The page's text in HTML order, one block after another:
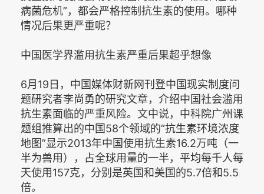
病菌危机”，都会严格控制抗生素的使用。哪种
情况后果更严重呢？
中国医学界滥用抗生素严重后果超乎想像
6月19日，中国媒体财新网刊登中国现实制度问
题研究者李尚勇的研究文章，介绍中国社会滥用
抗生素面临的严重风险。文中说，中科院广州课
题组推算出的中国58个领域的“抗生素环境浓度
地图”显示2013年中国使用抗生素16.2万吨（一
半为兽用），占全球用量的一半，平均每千人每
天使用157克，分别是英国和美国的5.7倍和5.5
倍。